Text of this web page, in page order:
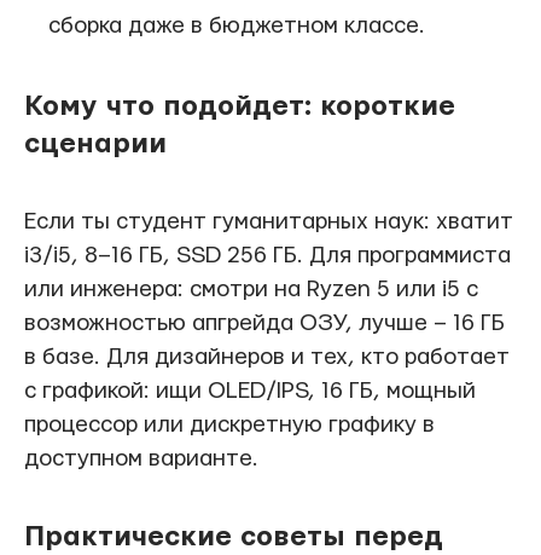
сборка даже в бюджетном классе.
Кому что подойдет: короткие
сценарии
Если ты студент гуманитарных наук: хватит
i3/i5, 8–16 ГБ, SSD 256 ГБ. Для программиста
или инженера: смотри на Ryzen 5 или i5 с
возможностью апгрейда ОЗУ, лучше – 16 ГБ
в базе. Для дизайнеров и тех, кто работает
с графикой: ищи OLED/IPS, 16 ГБ, мощный
процессор или дискретную графику в
доступном варианте.
Практические советы перед